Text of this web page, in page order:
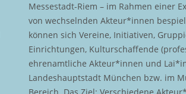
Messestadt-Riem – im Rahmen einer
von wechselnden Akteur*innen
können sich Vereine, Initiativen,
Einrichtungen, Kulturschaffende
ehrenamtliche Akteur*innen und
Landeshauptstadt München bzw. im